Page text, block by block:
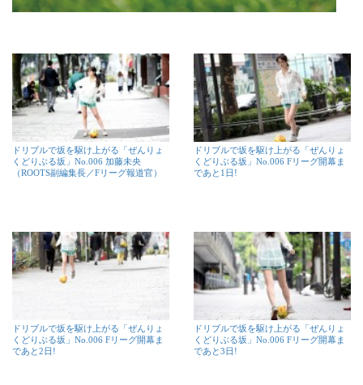
ドリブルで坂を駆け上がる「ぜんりょ
くどりぶる坂」No.006 加藤未央
（ROOTS副編集長／Fリーグ報道官）
ドリブルで坂を駆け上がる「ぜんりょ
くどりぶる坂」No.006 Fリーグ開幕ま
であと1日!
ドリブルで坂を駆け上がる「ぜんりょ
くどりぶる坂」No.006 Fリーグ開幕ま
であと2日!
ドリブルで坂を駆け上がる「ぜんりょ
くどりぶる坂」No.006 Fリーグ開幕ま
であと3日!